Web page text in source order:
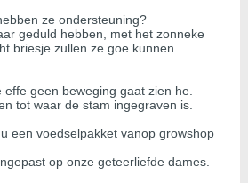
ze ondersteuning?
geduld hebben, met het zonneke
briesje zullen ze goe kunnen
geen beweging gaat zien he.
tot waar de stam ingegraven is.
een voedselpakket vanop growshop
op onze geteerliefde dames.